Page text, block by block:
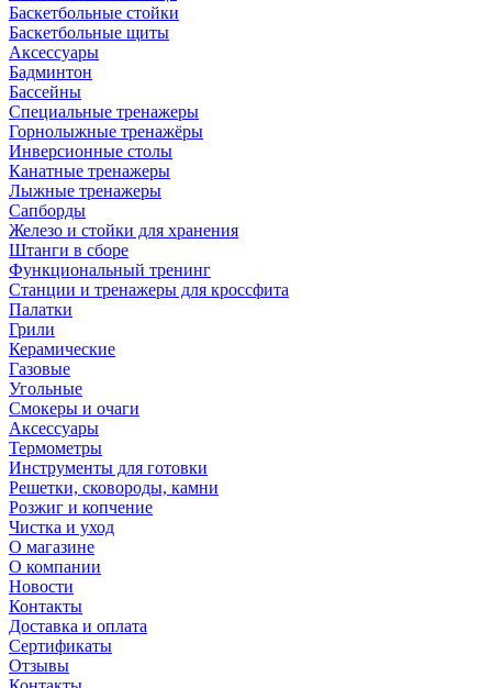
Баскетбольные стойки
Баскетбольные щиты
Аксессуары
Бадминтон
Бассейны
Специальные тренажеры
Горнолыжные тренажёры
Инверсионные столы
Канатные тренажеры
Лыжные тренажеры
Сапборды
Железо и стойки для хранения
Штанги в сборе
Функциональный тренинг
Станции и тренажеры для кроссфита
Палатки
Грили
Керамические
Газовые
Угольные
Смокеры и очаги
Аксессуары
Термометры
Инструменты для готовки
Решетки, сковороды, камни
Розжиг и копчение
Чистка и уход
О магазине
О компании
Новости
Контакты
Доставка и оплата
Сертификаты
Отзывы